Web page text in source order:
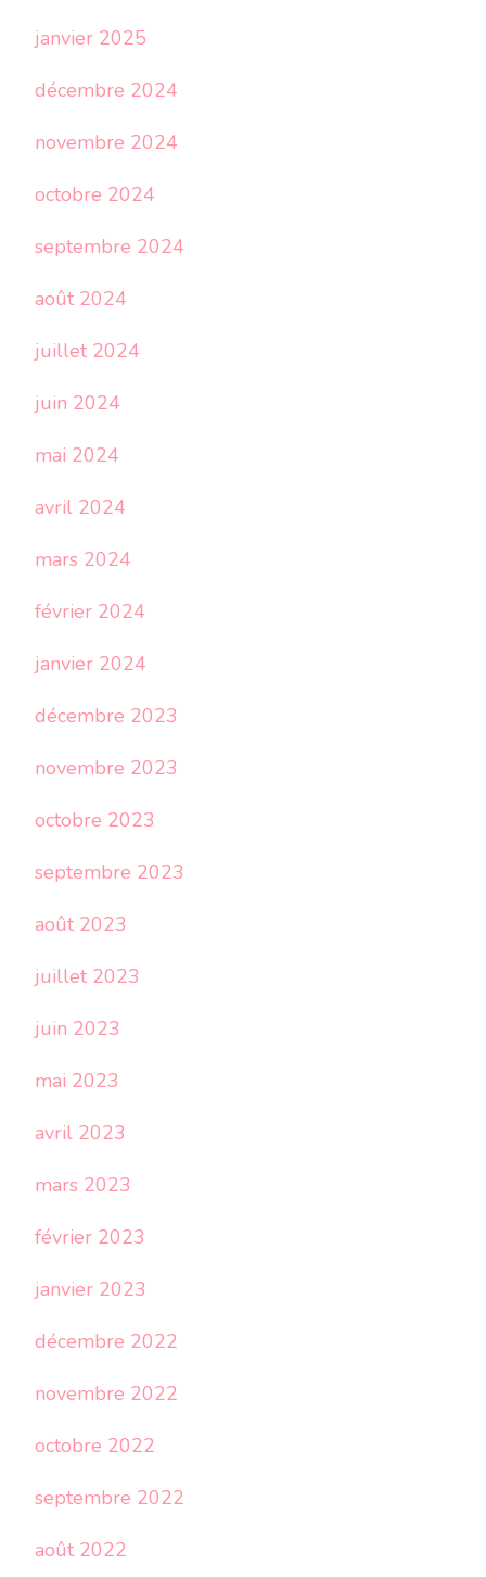
janvier 2025
décembre 2024
novembre 2024
octobre 2024
septembre 2024
août 2024
juillet 2024
juin 2024
mai 2024
avril 2024
mars 2024
février 2024
janvier 2024
décembre 2023
novembre 2023
octobre 2023
septembre 2023
août 2023
juillet 2023
juin 2023
mai 2023
avril 2023
mars 2023
février 2023
janvier 2023
décembre 2022
novembre 2022
octobre 2022
septembre 2022
août 2022